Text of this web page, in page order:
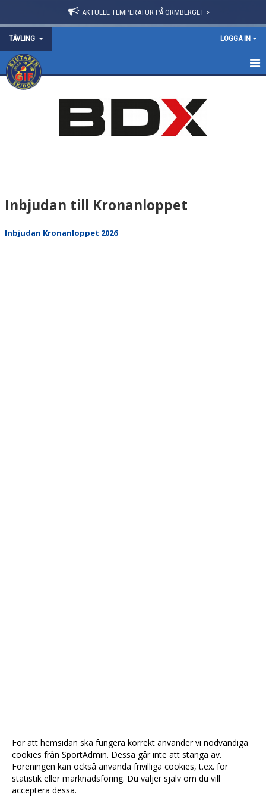
AKTUELL TEMPERATUR PÅ ORMBERGET >
TÄVLING LOGGA IN
ANMÄLAN TILL TÄVLING
GJUTARENS VINTERSPEL
KRONANLOPPET
RESULTAT
Inbjudan till Kronanloppet
Inbjudan Kronanloppet 2026
För att hemsidan ska fungera korrekt använder vi nödvändiga
cookies från SportAdmin. Dessa går inte att stänga av.
Föreningen kan också använda frivilliga cookies, t.ex. för
statistik eller marknadsföring. Du väljer själv om du vill
acceptera dessa.